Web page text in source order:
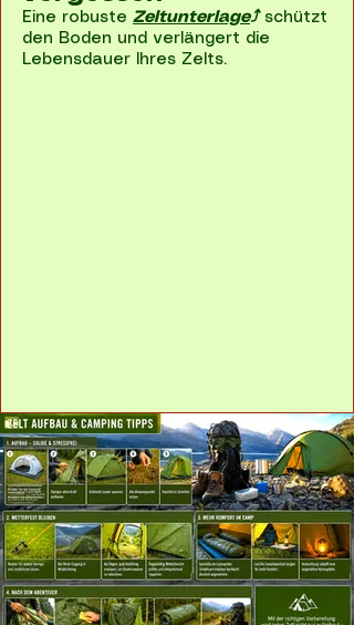
Eine robuste Zeltunterlage⤴schützt
den Boden und verlängert die
Lebensdauer Ihres Zelts.